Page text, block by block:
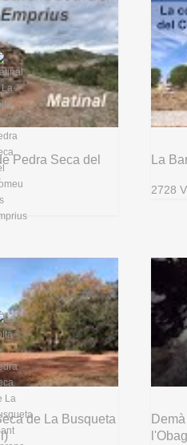
Pedra Seca del
La
2728
de La Busqueta